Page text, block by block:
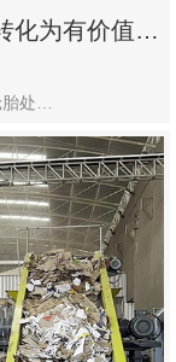
化为有价值的
处…